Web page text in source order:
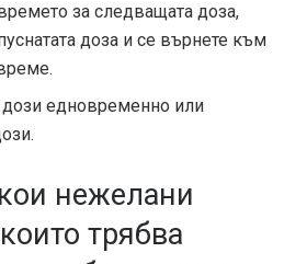
за следващата доза,
доза и се върнете към
едновременно или
нежелани
трябва